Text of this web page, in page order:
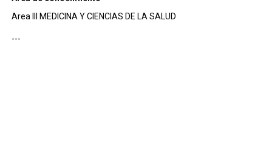
Area III MEDICINA Y CIENCIAS DE LA SALUD
---